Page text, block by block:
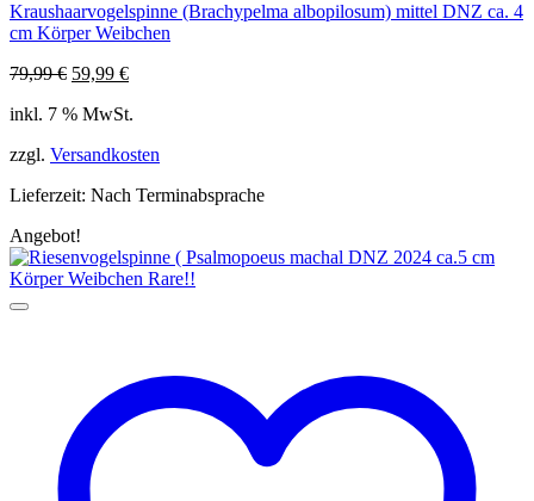
Kraushaarvogelspinne (Brachypelma albopilosum) mittel DNZ ca. 4
cm Körper Weibchen
79,99€ Ursprünglicher
war:
59,99 €Aktueller
ist:
inkl. 7 % MwSt.
zzgl. Versandkosten
Lieferzeit: Nach Terminabsprache
Angebot!